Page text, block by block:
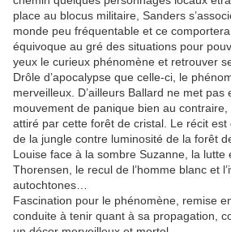
place au blocus militaire, Sanders
monde peu fréquentable et ce
équivoque au gré des situations pour
yeux le curieux phénomène et retrouver
Drôle d’apocalypse que celle-ci, le
merveilleux. D’ailleurs Ballard ne met pas
mouvement de panique bien au
attiré par cette forêt de cristal. Le récit
de la jungle contre luminosité de la forêt
Louise face à la sombre Suzanne, la lutte
Thorensen, le recul de l’homme blanc et
autochtones…
Fascination pour le phénomène, remise
conduite à tenir quant à sa propagation,